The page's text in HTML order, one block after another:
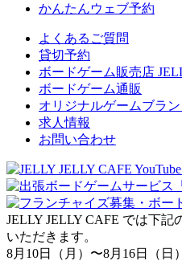
かんたんウェブ予約
よくあるご質問
貸切予約
ボードゲーム販売店
ボードゲーム通販
オリジナルゲームブラン
求人情報
お問い合わせ
JELLY JELLY CAFE では下記
いただきます。
8月10日（月）〜8月16日（日）